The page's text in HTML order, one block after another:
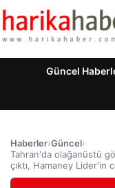
Güncel
Haberler›Güncel›
Tahran'da olağanüstü
çıktı, Hamaney Lider'in